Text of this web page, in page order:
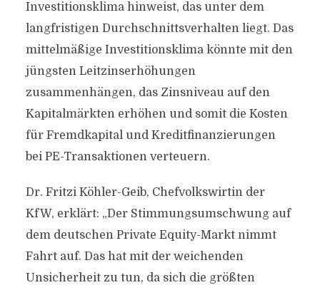
Investitionsklima hinweist, das unter dem
langfristigen Durchschnittsverhalten liegt. Das
mittelmäßige Investitionsklima könnte mit den
jüngsten Leitzinserhöhungen
zusammenhängen, das Zinsniveau auf den
Kapitalmärkten erhöhen und somit die Kosten
für Fremdkapital und Kreditfinanzierungen
bei PE-Transaktionen verteuern.
Dr. Fritzi Köhler-Geib, Chefvolkswirtin der
KfW, erklärt: „Der Stimmungsumschwung auf
dem deutschen Private Equity-Markt nimmt
Fahrt auf. Das hat mit der weichenden
Unsicherheit zu tun, da sich die größten